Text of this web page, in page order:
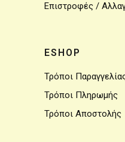
Επιστροφές /
ESHOP
Τρόποι
Τρόποι Πληρωμής
Τρόποι Αποστολής